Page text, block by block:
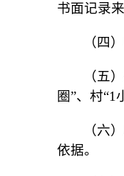
书面记录
（四
（五
圈”、村“1
（六
依据。